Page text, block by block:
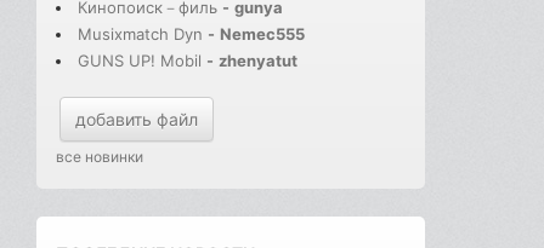
Кинопоиск－филь - gunya
Musixmatch Dyn - Nemec555
GUNS UP! Mobil - zhenyatut
добавить файл
все новинки